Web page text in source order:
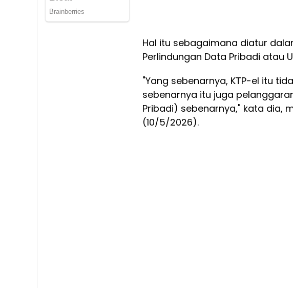
Hal itu sebagaimana diatur
Perlindungan Data Pribadi atau
"Yang sebenarnya, KTP-el itu
sebenarnya itu juga
Pribadi) sebenarnya," kata dia,
(10/5/2026).